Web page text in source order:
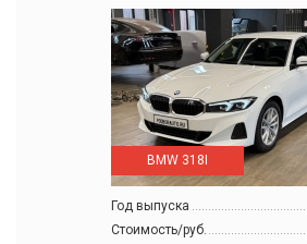
BMW 318I
Год выпуска
Стоимость/руб.